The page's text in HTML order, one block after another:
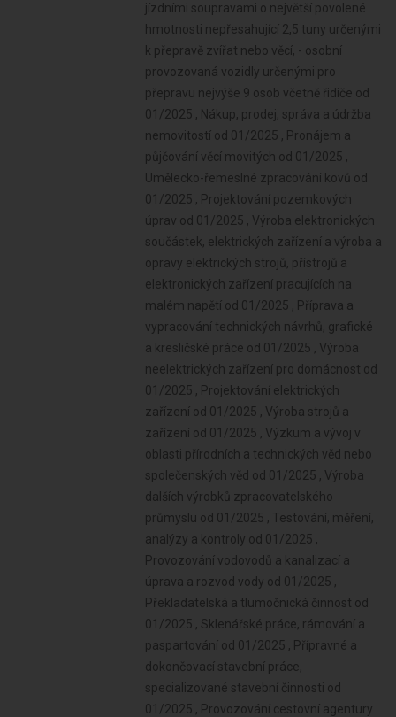
jízdními soupravami o největší povolené
hmotnosti nepřesahující 2,5 tuny určenými
k přepravě zvířat nebo věcí, - osobní
provozovaná vozidly určenými pro
přepravu nejvýše 9 osob včetně řidiče od
01/2025 , Nákup, prodej, správa a údržba
nemovitostí od 01/2025 , Pronájem a
půjčování věcí movitých od 01/2025 ,
Umělecko-řemeslné zpracování kovů od
01/2025 , Projektování pozemkových
úprav od 01/2025 , Výroba elektronických
součástek, elektrických zařízení a výroba a
opravy elektrických strojů, přístrojů a
elektronických zařízení pracujících na
malém napětí od 01/2025 , Příprava a
vypracování technických návrhů, grafické
a kresličské práce od 01/2025 , Výroba
neelektrických zařízení pro domácnost od
01/2025 , Projektování elektrických
zařízení od 01/2025 , Výroba strojů a
zařízení od 01/2025 , Výzkum a vývoj v
oblasti přírodních a technických věd nebo
společenských věd od 01/2025 , Výroba
dalších výrobků zpracovatelského
průmyslu od 01/2025 , Testování, měření,
analýzy a kontroly od 01/2025 ,
Provozování vodovodů a kanalizací a
úprava a rozvod vody od 01/2025 ,
Překladatelská a tlumočnická činnost od
01/2025 , Sklenářské práce, rámování a
paspartování od 01/2025 , Přípravné a
dokončovací stavební práce,
specializované stavební činnosti od
01/2025 , Provozování cestovní agentury